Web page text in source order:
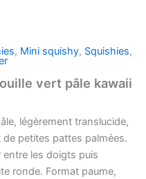
, Mini squishy, Squishies,
vert pâle kawaii
légèrement translucide,
petites pattes palmées.
entre les doigts puis
ronde. Format paume,